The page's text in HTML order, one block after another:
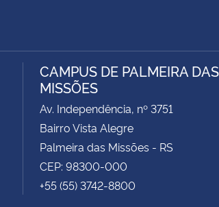
CAMPUS DE PALMEIRA DAS
MISSÕES
Av. Independência, nº 3751
Bairro Vista Alegre
Palmeira das Missões - RS
CEP: 98300-000
+55 (55) 3742-8800